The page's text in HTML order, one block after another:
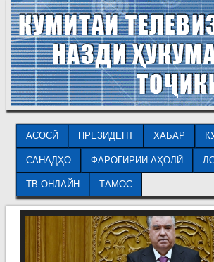
АСОСӢ ПРЕЗИДЕНТ ХАБАР
САНАДҲО ФАРОГИРИИ АҲОЛӢ
ТВ ОНЛАЙН ТАМОС